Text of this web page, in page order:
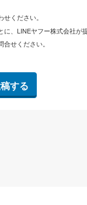
ください。
、LINEヤフー株式会社が
せください。
する